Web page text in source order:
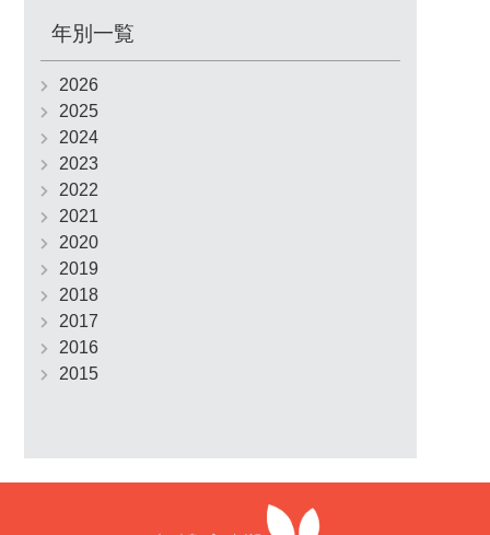
年別一覧
2026
2025
2024
2023
2022
2021
2020
2019
2018
2017
2016
2015